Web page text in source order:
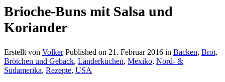
Brioche-Buns mit Salsa und
Koriander
Erstellt von Volker Published on 21. Februar 2016 in Backen, Brot,
Brötchen und Gebäck, Länderküchen, Mexiko, Nord- &
Südamerika, Rezepte, USA